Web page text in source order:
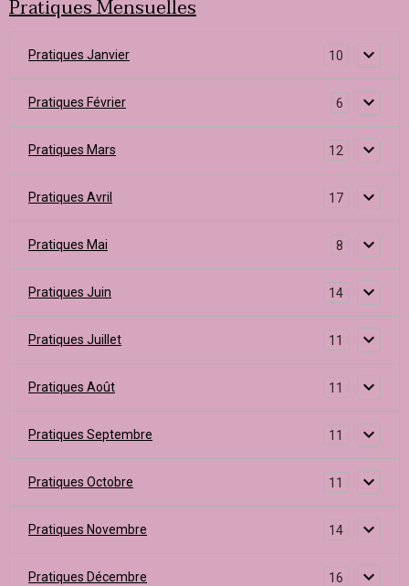
Pratiques Mensuelles
Pratiques Janvier 10
Pratiques Février 6
Pratiques Mars 12
Pratiques Avril 17
Pratiques Mai 8
Pratiques Juin 14
Pratiques Juillet 11
Pratiques Août 11
Pratiques Septembre 11
Pratiques Octobre 11
Pratiques Novembre 14
Pratiques Décembre 16